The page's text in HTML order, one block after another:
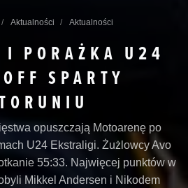
Aktualności Aktualności
I PORAŻKA U24
SPARTY
opuszczają Motoarenę po
U24 Ekstraligi. Żużlowcy Avo
55:33. Najwięcej punktów w
Mikkel Andersen i Nikodem